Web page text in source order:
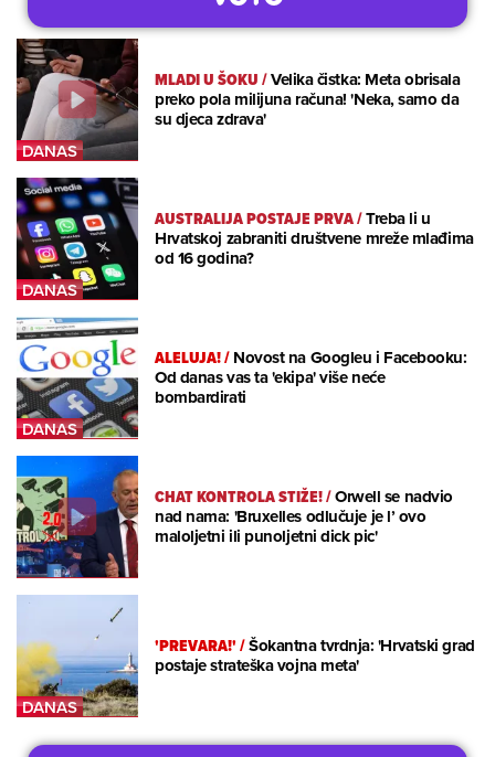
MLADI U ŠOKU/Velika čistka: Meta obrisala
preko pola milijuna računa! 'Neka, samo da
su djeca zdrava'
AUSTRALIJA POSTAJE PRVA/Treba li u
Hrvatskoj zabraniti društvene mreže mlađima
od 16 godina?
ALELUJA!/Novost na Googleu i Facebooku:
Od danas vas ta 'ekipa' više neće
bombardirati
CHAT KONTROLA STIŽE!/Orwell se nadvio
nad nama: 'Bruxelles odlučuje je l’ ovo
maloljetni ili punoljetni dick pic'
'PREVARA!'/Šokantna tvrdnja: 'Hrvatski grad
postaje strateška vojna meta'